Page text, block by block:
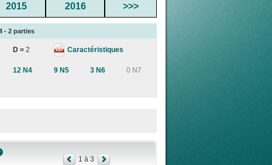
2015 2016 >>>
- 2 parties
D = 2 Caractéristiques
12 N4 9 N5 3 N6 0 N7
1 à 3